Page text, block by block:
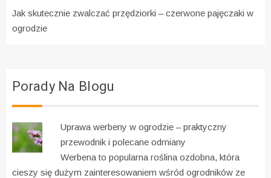
Jak skutecznie zwalczać przędziorki – czerwone pajęczaki w
ogrodzie
Porady Na Blogu
Uprawa werbeny w ogrodzie – praktyczny
przewodnik i polecane odmiany
Werbena to popularna roślina ozdobna, która
cieszy się dużym zainteresowaniem wśród ogrodników ze